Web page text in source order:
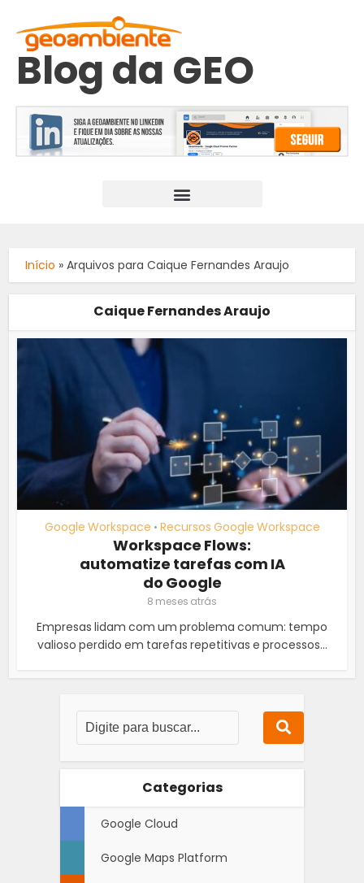
Blog da GEO
Início »Arquivos para Caique Fernandes Araujo
Caique Fernandes Araujo
Google Workspace • Recursos Google Workspace
Workspace Flows:
automatize tarefas com IA
do Google
8 meses atrás
Empresas lidam com um problema comum: tempo
valioso perdido em tarefas repetitivas e processos...
Categorias
Google Cloud
Google Maps Platform